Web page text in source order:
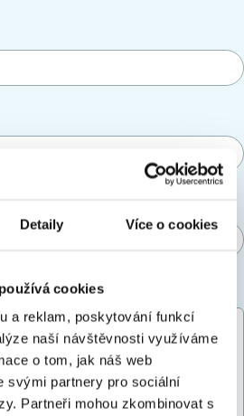
Detaily Více o cookies
cookies
a reklam, poskytování funkcí
naší návštěvnosti využíváme
o tom, jak náš web
svými partnery pro sociální
Partneři mohou zkombinovat s